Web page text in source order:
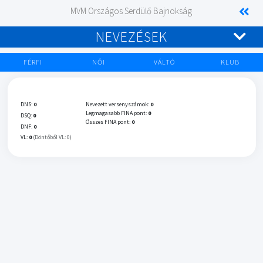
MVM Országos Serdülő Bajnokság
NEVEZÉSEK
FÉRFI NŐI VÁLTÓ KLUB
DNS: 0
DSQ: 0
DNF: 0
VL: 0 (Döntőből VL: 0)
Nevezett versenyszámok: 0
Legmagasabb FINA pont: 0
Összes FINA pont: 0